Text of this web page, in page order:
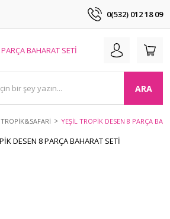
0(532) 012 18 09
ARA
TROPİK&SAFARİ YEŞİL TROPİK DESEN 8 PARÇA